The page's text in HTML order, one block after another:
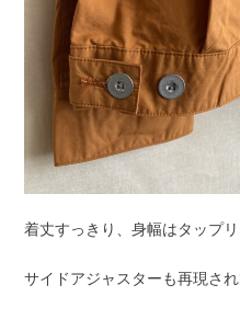
着丈すっきり、身幅はタップ
サイドアジャスターも再現さ